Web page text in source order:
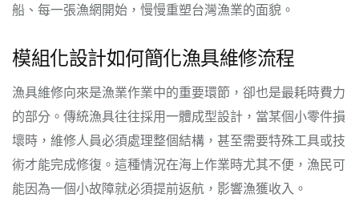
船、每一張漁網開始，慢慢重塑台灣漁業的面貌。
模組化設計如何簡化漁具維修流程
漁具維修向來是漁業作業中的重要環節，卻也是最耗時費力
的部分。傳統漁具往往採用一體成型設計，當某個小零件損
壞時，維修人員必須處理整個結構，甚至需要特殊工具或技
術才能完成修復。這種情況在海上作業時尤其不便，漁民可
能因為一個小故障就必須提前返航，影響漁獲收入。